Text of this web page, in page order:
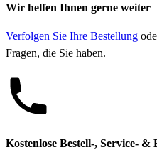
Wir helfen Ihnen gerne weiter
Verfolgen Sie Ihre Bestellung
Fragen, die Sie haben.
Kostenlose Bestell-, Service- &